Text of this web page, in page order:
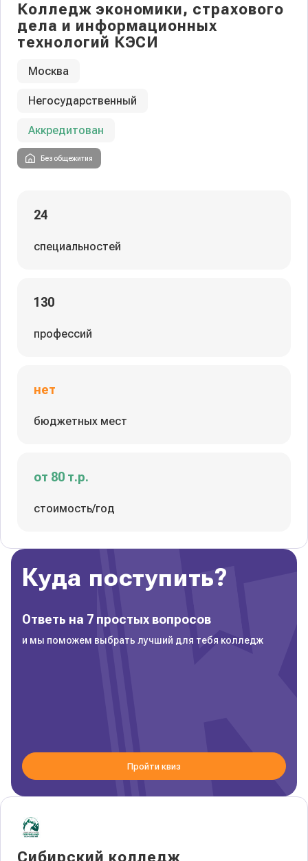
Колледж экономики, страхового
дела и информационных
технологий КЭСИ
Москва
Негосударственный
Аккредитован
Без общежития
24
специальностей
130
профессий
нет
бюджетных мест
от 80 т.р.
стоимость/год
Сибирский колледж
Куда поступить?
Ответь на 7 простых вопросов
и мы поможем выбрать лучший для тебя колледж
Пройти квиз